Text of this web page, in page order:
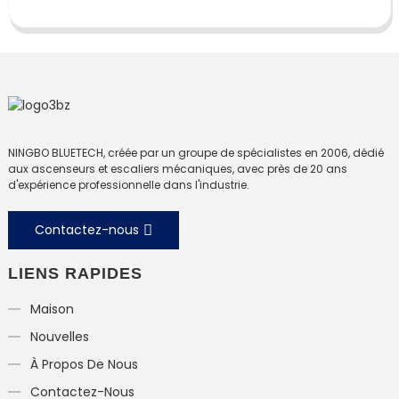
NINGBO BLUETECH, créée par un groupe de spécialistes en 2006, dédié
aux ascenseurs et escaliers mécaniques, avec près de 20 ans
d'expérience professionnelle dans l'industrie.
Contactez-nous
LIENS RAPIDES
Maison
Nouvelles
À Propos De Nous
Contactez-Nous